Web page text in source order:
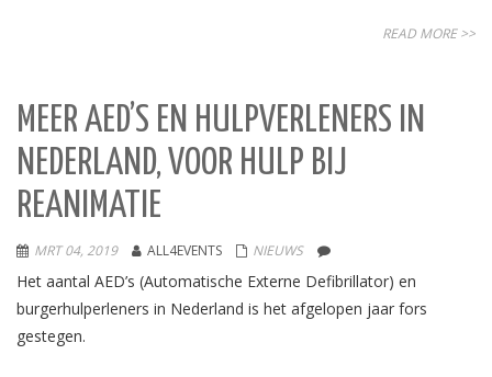
READ MORE >>
MEER AED’S EN HULPVERLENERS IN
NEDERLAND, VOOR HULP BIJ
REANIMATIE
MRT 04, 2019 ALL4EVENTS NIEUWS
Het aantal AED’s (Automatische Externe Defibrillator) en
burgerhulperleners in Nederland is het afgelopen jaar fors
gestegen.